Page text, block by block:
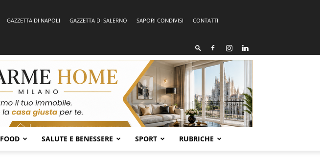
GAZZETTA DI NAPOLI GAZZETTA DI SALERNO SAPORI CONDIVISI
CONTATTI
FOOD SALUTE E BENESSERE SPORT RUBRICHE